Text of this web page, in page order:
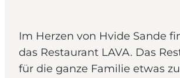
Im Herzen von Hvide Sande
das Restaurant LAVA. Das
für die ganze Familie etwas